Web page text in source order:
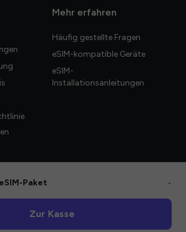
Mehr erfahren
Häufig gestellte Fragen
eSIM-kompatible Geräte
eSIM-
Installationsanleitungen
Paket •
Zur Kasse